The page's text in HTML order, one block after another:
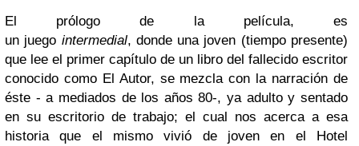
El prólogo de la película, es
un juego intermedial, donde una joven (tiempo presente)
que lee el primer capítulo de un libro del fallecido escritor
conocido como El Autor, se mezcla con la narración de
éste - a mediados de los años 80-, ya adulto y sentado
en su escritorio de trabajo; el cual nos acerca a esa
historia que el mismo vivió de joven en el Hotel